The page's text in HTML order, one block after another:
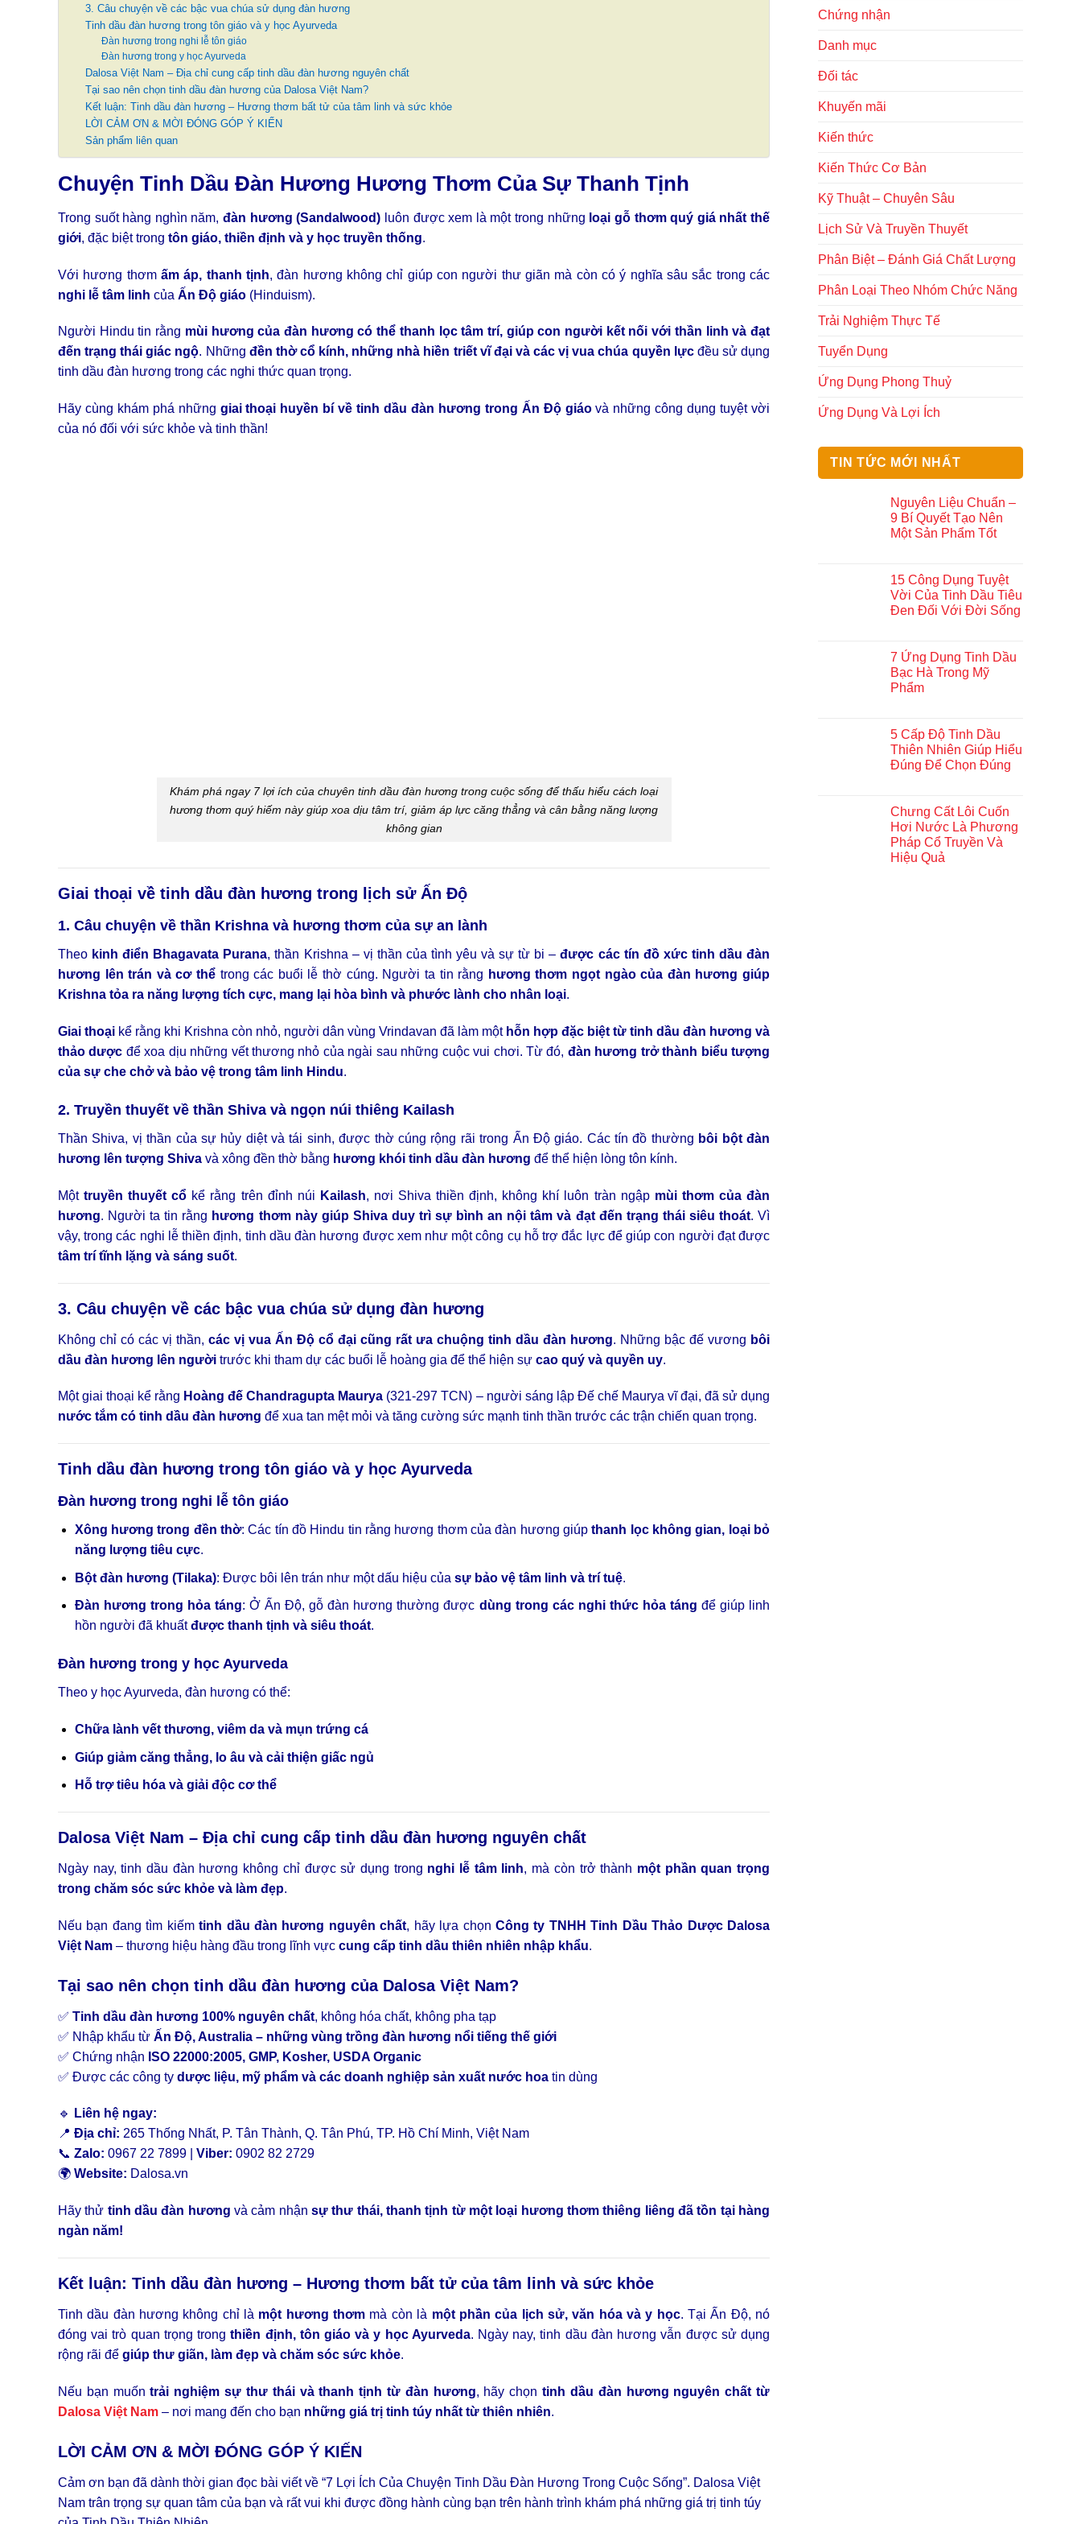
3. Câu chuyện về các bậc vua chúa sử dụng đàn hương
Tinh dầu đàn hương trong tôn giáo và y học Ayurveda
Đàn hương trong nghi lễ tôn giáo
Đàn hương trong y học Ayurveda
Dalosa Việt Nam – Địa chỉ cung cấp tinh dầu đàn hương nguyên chất
Tại sao nên chọn tinh dầu đàn hương của Dalosa Việt Nam?
Kết luận: Tinh dầu đàn hương – Hương thơm bất tử của tâm linh và sức khỏe
LỜI CẢM ƠN & MỜI ĐÓNG GÓP Ý KIẾN
Sản phẩm liên quan
Chuyện Tinh Dầu Đàn Hương Hương Thơm Của Sự Thanh Tịnh
Trong suốt hàng nghìn năm,đàn hương (Sandalwood) luôn được xem là một trong những loại gỗ thơm quý giá nhất thế
giới, đặc biệt trong tôn giáo, thiền định và y học truyền thống.
Với hương thơm ấm áp, thanh tịnh, đàn hương không chỉ giúp con người thư giãn mà còn có ý nghĩa sâu sắc trong các
nghi lễ tâm linh của Ấn Độ giáo (Hinduism).
Người Hindu tin rằng mùi hương của đàn hương có thể thanh lọc tâm trí, giúp con người kết nối với thần linh và đạt
đến trạng thái giác ngộ. Những đền thờ cổ kính, những nhà hiền triết vĩ đại và các vị vua chúa quyền lựcđều sử dụng
tinh dầu đàn hương trong các nghi thức quan trọng.
Hãy cùng khám phá những giai thoại huyền bí về tinh dầu đàn hương trong Ấn Độ giáovà những công dụng tuyệt vời
của nó đối với sức khỏe và tinh thần!
Khám phá ngay 7 lợi ích của chuyên tinh dầu đàn hương trong cuộc sống để thấu hiểu cách loại
hương thơm quý hiếm này giúp xoa dịu tâm trí, giảm áp lực căng thẳng và cân bằng năng lượng
không gian
Giai thoại về tinh dầu đàn hương trong lịch sử Ấn Độ
1. Câu chuyện về thần Krishna và hương thơm của sự an lành
Theo kinh điển Bhagavata Purana, thần Krishna – vị thần của tình yêu và sự từ bi –được các tín đồ xức tinh dầu đàn
hương lên trán và cơ thể trong các buổi lễ thờ cúng. Người ta tin rằng hương thơm ngọt ngào của đàn hương giúp
Krishna tỏa ra năng lượng tích cực, mang lại hòa bình và phước lành cho nhân loại.
Giai thoại kể rằng khi Krishna còn nhỏ, người dân vùng Vrindavan đã làm một hỗn hợp đặc biệt từ tinh dầu đàn hương và
thảo dược để xoa dịu những vết thương nhỏ của ngài sau những cuộc vui chơi. Từ đó, đàn hương trở thành biểu tượng
của sự che chở và bảo vệ trong tâm linh Hindu.
2. Truyền thuyết về thần Shiva và ngọn núi thiêng Kailash
Thần Shiva, vị thần của sự hủy diệt và tái sinh, được thờ cúng rộng rãi trong Ấn Độ giáo. Các tín đồ thường bôi bột đàn
hương lên tượng Shiva và xông đền thờ bằng hương khói tinh dầu đàn hương để thể hiện lòng tôn kính.
Mộttruyền thuyết cổ kể rằng trên đỉnh núi Kailash, nơi Shiva thiền định, không khí luôn tràn ngập mùi thơm của đàn
hương. Người ta tin rằng hương thơm này giúp Shiva duy trì sự bình an nội tâm và đạt đến trạng thái siêu thoát. Vì
vậy, trong các nghi lễ thiền định, tinh dầu đàn hương được xem như một công cụ hỗ trợ đắc lực để giúp con người đạt được
tâm trí tĩnh lặng và sáng suốt.
3. Câu chuyện về các bậc vua chúa sử dụng đàn hương
Không chỉ có các vị thần, các vị vua Ấn Độ cổ đại cũng rất ưa chuộng tinh dầu đàn hương. Những bậc đế vương bôi
dầu đàn hương lên người trước khi tham dự các buổi lễ hoàng gia để thể hiện sự cao quý và quyền uy.
Một giai thoại kể rằng Hoàng đế Chandragupta Maurya (321-297 TCN) – người sáng lập Đế chế Maurya vĩ đại, đã sử dụng
nước tắm có tinh dầu đàn hương để xua tan mệt mỏi và tăng cường sức mạnh tinh thần trước các trận chiến quan trọng.
Tinh dầu đàn hương trong tôn giáo và y học Ayurveda
Đàn hương trong nghi lễ tôn giáo
Xông hương trong đền thờ: Các tín đồ Hindu tin rằng hương thơm của đàn hương giúpthanh lọc không gian, loại bỏ
năng lượng tiêu cực.
Bột đàn hương (Tilaka): Được bôi lên trán như một dấu hiệu của sự bảo vệ tâm linh và trí tuệ.
Đàn hương trong hỏa táng: Ở Ấn Độ, gỗ đàn hương thường được dùng trong các nghi thức hỏa táng để giúp linh
hồn người đã khuấtđược thanh tịnh và siêu thoát.
Đàn hương trong y học Ayurveda
Theo y học Ayurveda, đàn hương có thể:
Chữa lành vết thương, viêm da và mụn trứng cá
Giúp giảm căng thẳng, lo âu và cải thiện giấc ngủ
Hỗ trợ tiêu hóa và giải độc cơ thể
Dalosa Việt Nam – Địa chỉ cung cấp tinh dầu đàn hương nguyên chất
Ngày nay, tinh dầu đàn hương không chỉ được sử dụng trong nghi lễ tâm linh, mà còn trở thành một phần quan trọng
trong chăm sóc sức khỏe và làm đẹp.
Nếu bạn đang tìm kiếmtinh dầu đàn hương nguyên chất, hãy lựa chọnCông ty TNHH Tinh Dầu Thảo Dược Dalosa
Việt Nam – thương hiệu hàng đầu trong lĩnh vực cung cấp tinh dầu thiên nhiên nhập khẩu.
Tại sao nên chọn tinh dầu đàn hương của Dalosa Việt Nam?
✅ Tinh dầu đàn hương 100% nguyên chất, không hóa chất, không pha tạp
✅ Nhập khẩu từ Ấn Độ, Australia – những vùng trồng đàn hương nổi tiếng thế giới
✅ Chứng nhận ISO 22000:2005, GMP, Kosher, USDA Organic
✅ Được các công ty dược liệu, mỹ phẩm và các doanh nghiệp sản xuất nước hoa tin dùng
🔹
Liên hệ ngay:
📍 Địa chỉ: 265 Thống Nhất, P. Tân Thành, Q. Tân Phú, TP. Hồ Chí Minh, Việt Nam
📞 Zalo: 0967 22 7899 | Viber: 0902 82 2729
🌍 Website: Dalosa.vn
Hãy thử tinh dầu đàn hương và cảm nhậnsự thư thái, thanh tịnh từ một loại hương thơm thiêng liêng đã tồn tại hàng
ngàn năm!
Kết luận: Tinh dầu đàn hương – Hương thơm bất tử của tâm linh và sức khỏe
Tinh dầu đàn hương không chỉ là một hương thơm mà còn là một phần của lịch sử, văn hóa và y học. Tại Ấn Độ, nó
đóng vai trò quan trọng trongthiền định, tôn giáo và y học Ayurveda. Ngày nay, tinh dầu đàn hương vẫn được sử dụng
rộng rãi để giúp thư giãn, làm đẹp và chăm sóc sức khỏe.
Nếu bạn muốntrải nghiệm sự thư thái và thanh tịnh từ đàn hương, hãy chọntinh dầu đàn hương nguyên chất từ
Dalosa Việt Nam – nơi mang đến cho bạn những giá trị tinh túy nhất từ thiên nhiên.
LỜI CẢM ƠN & MỜI ĐÓNG GÓP Ý KIẾN
Cảm ơn bạn đã dành thời gian đọc bài viết về “7 Lợi Ích Của Chuyện Tinh Dầu Đàn Hương Trong Cuộc Sống”. Dalosa Việt
Nam trân trọng sự quan tâm của bạn và rất vui khi được đồng hành cùng bạn trên hành trình khám phá những giá trị tinh túy
Chứng nhận
Danh mục
Đối tác
Khuyến mãi
Kiến thức
Kiến Thức Cơ Bản
Kỹ Thuật – Chuyên Sâu
Lịch Sử Và Truyền Thuyết
Phân Biệt – Đánh Giá Chất Lượng
Phân Loại Theo Nhóm Chức Năng
Trải Nghiệm Thực Tế
Tuyển Dụng
Ứng Dụng Phong Thuỷ
Ứng Dụng Và Lợi Ích
TIN TỨC MỚI NHẤT
Nguyên Liệu Chuẩn –
9 Bí Quyết Tạo Nên
Một Sản Phẩm Tốt
15 Công Dụng Tuyệt
Vời Của Tinh Dầu Tiêu
Đen Đối Với Đời Sống
7 Ứng Dụng Tinh Dầu
Bạc Hà Trong Mỹ
Phẩm
5 Cấp Độ Tinh Dầu
Thiên Nhiên Giúp Hiểu
Đúng Để Chọn Đúng
Chưng Cất Lôi Cuốn
Hơi Nước Là Phương
Pháp Cổ Truyền Và
Hiệu Quả